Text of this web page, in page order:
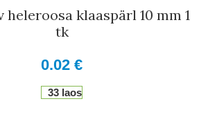
heleroosa klaaspärl 10 mm 1
tk
0.02 €
33 laos